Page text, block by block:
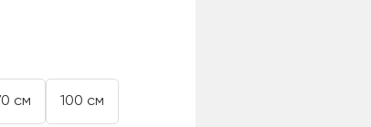
см 100 см